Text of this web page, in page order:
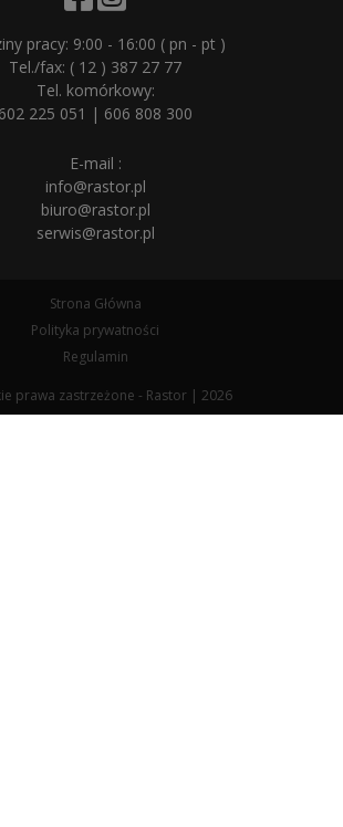
pracy: 9:00 - 16:00 ( pn - pt )
Tel./fax: ( 12 ) 387 27 77
Tel. komórkowy:
602 225 051 | 606 808 300
E-mail :
info@rastor.pl
biuro@rastor.pl
serwis@rastor.pl
Strona Główna
Polityka prywatności
Regulamin
prawa zastrzeżone - Rastor | 2026